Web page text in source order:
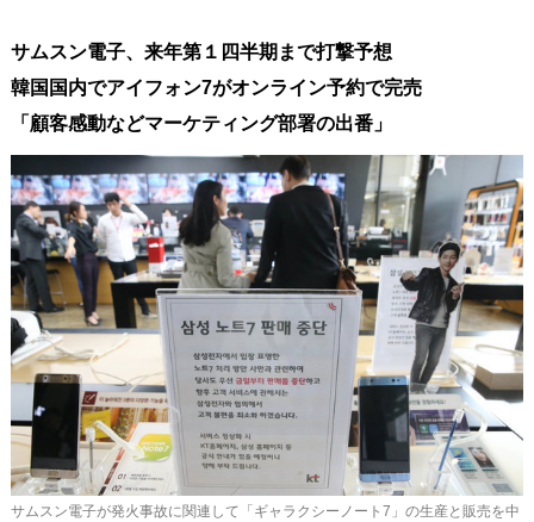
ク
다
른
라
사
이
트
링
크
サムスン電子、来年第１四半期まで打撃予想
韓国国内でアイフォン7がオンライン予約で完売
「顧客感動などマーケティング部署の出番」
サムスン電子が発火事故に関連して「ギャラクシーノート7」の生産と販売を中